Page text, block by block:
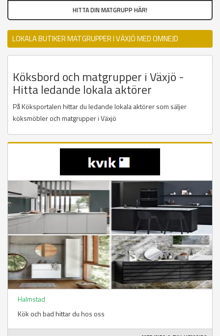
HITTA DIN MATGRUPP HÄR!
LOKALA BUTIKER MATGRUPPER I VÄXJÖ MED OMNEJD
Köksbord och matgrupper i Växjö -
Hitta ledande lokala aktörer
På Köksportalen hittar du ledande lokala aktörer som säljer
köksmöbler och matgrupper i Växjö
Halmstad
Kök och bad hittar du hos oss